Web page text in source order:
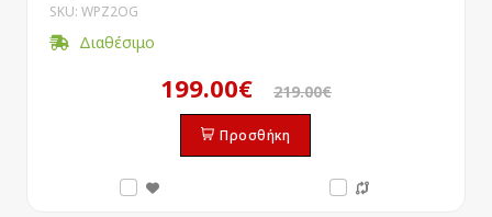
SKU: WPZ2OG
Διαθέσιμο
199.00€ 219.00€
Προσθήκη